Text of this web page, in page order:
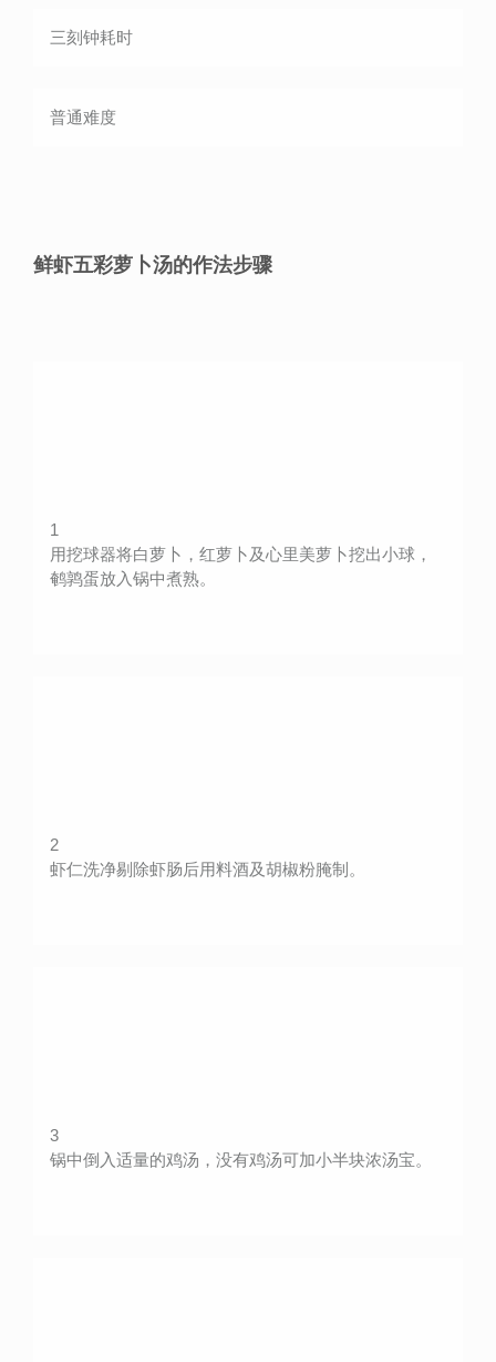
三刻钟耗时
普通难度
鲜虾五彩萝卜汤的作法步骤
1
用挖球器将白萝卜，红萝卜及心里美萝卜挖出小球，
鹌鹑蛋放入锅中煮熟。
2
虾仁洗净剔除虾肠后用料酒及胡椒粉腌制。
3
锅中倒入适量的鸡汤，没有鸡汤可加小半块浓汤宝。